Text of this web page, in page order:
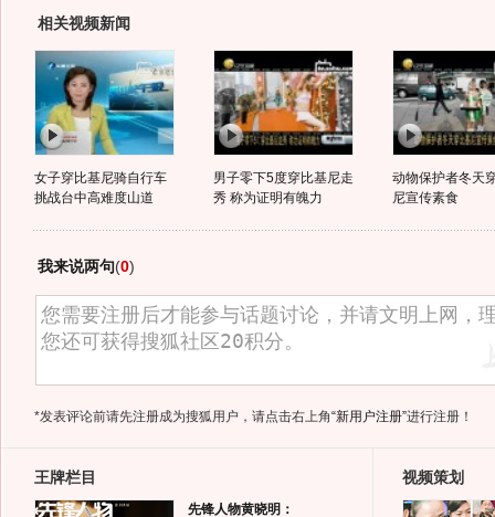
相关视频新闻
女子穿比基尼骑自行车
挑战台中高难度山道
男子零下5度穿比基尼走
秀 称为证明有魄力
动物保护者冬天
尼宣传素食
我来说两句(0)
*发表评论前请先注册成为搜狐用户，请点击右上角“新用户注册”进行注册！
王牌栏目
先锋人物黄晓明：
视频策划